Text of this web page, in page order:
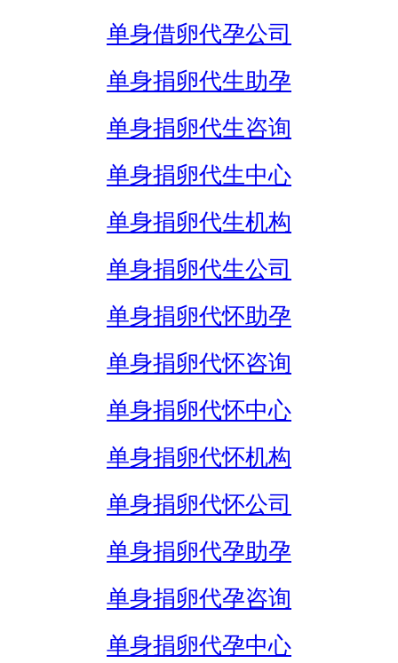
单身借卵代孕公司
单身捐卵代生助孕
单身捐卵代生咨询
单身捐卵代生中心
单身捐卵代生机构
单身捐卵代生公司
单身捐卵代怀助孕
单身捐卵代怀咨询
单身捐卵代怀中心
单身捐卵代怀机构
单身捐卵代怀公司
单身捐卵代孕助孕
单身捐卵代孕咨询
单身捐卵代孕中心